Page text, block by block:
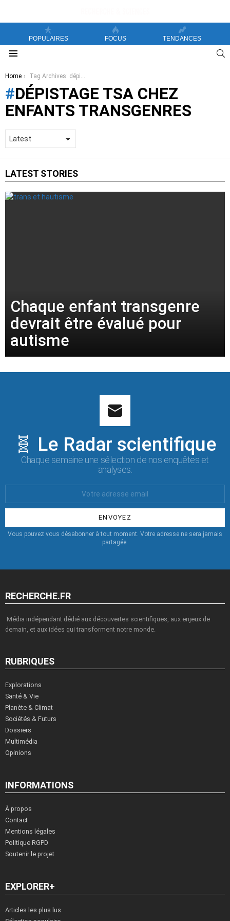
POPULAIRES FOCUS TENDANCES
You are here:
Home Tag Archives: dépistage TSA chez enfants transgenres
DÉPISTAGE TSA CHEZ
ENFANTS TRANSGENRES
LATEST STORIES
Chaque enfant transgenre
devrait être évalué pour
autisme
🧬 Le Radar scientifique
Chaque semaine une sélection de nos enquêtes et
analyses.
:
Vous pouvez vous désabonner à tout moment. Votre adresse ne sera jamais
partagée.
RECHERCHE.FR
Média indépendant dédié aux découvertes scientifiques, aux enjeux de
demain, et aux idées qui transforment notre monde.
RUBRIQUES
Explorations
Santé & Vie
Planète & Climat
Sociétés & Futurs
Dossiers
Multimédia
Opinions
INFORMATIONS
À propos
Contact
Mentions légales
Politique RGPD
Soutenir le projet
EXPLORER+
Articles les plus lus